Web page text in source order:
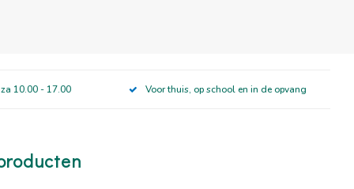
10.00 - 17.00 Voor thuis, op school en in de opvang